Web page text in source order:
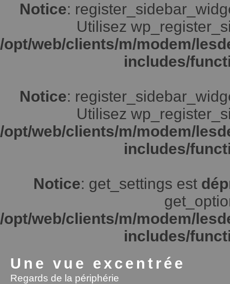
Notice:
Utilisez
/opt/web/clients/m/modem/
includes/
Notice:
Utilisez
/opt/web/clients/m/modem/
includes/
Notice: get_settings est
/opt/web/clients/m/modem/
includes/
Une vue excentrée
Regards de la périphérie